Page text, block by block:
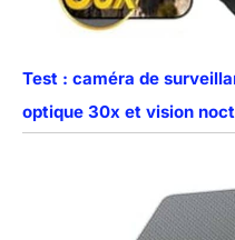
Test : caméra de
optique 30x et vision